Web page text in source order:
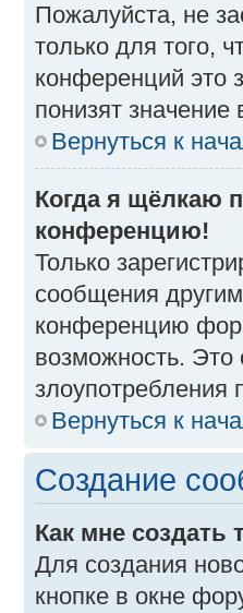
Пожалуйста, не
только для того,
конференций это
понизят
Вернуться к
Когда я щёлкаю
конференцию!
Только
сообщения
конференцию
возможность. Это
злоупотребления
Вернуться к
Создание
Как мне создать
Для создания
кнопке в окне